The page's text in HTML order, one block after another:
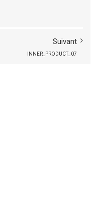
Suivant
INNER_PRODUCT_07